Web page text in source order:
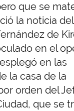
que se
la noticia
de
en el
en las
la casa de la
orden del
que se